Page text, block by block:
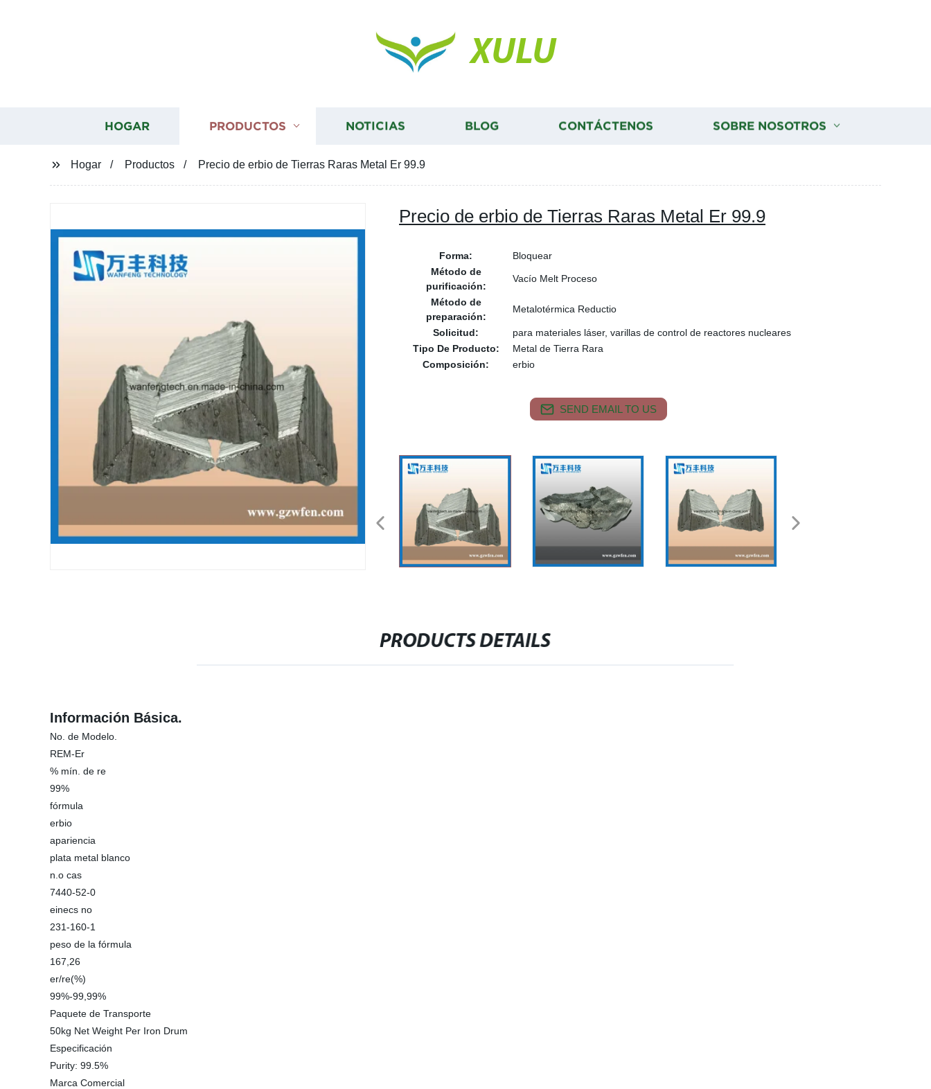
XULU
HOGAR PRODUCTOS NOTICIAS BLOG CONTÁCTENOS SOBRE NOSOTROS
Hogar Productos Precio de erbio de Tierras Raras Metal Er 99.9
Precio de erbio de Tierras Raras Metal Er 99.9
Forma:
Bloquear
Método de
purificación:
Vacío Melt Proceso
Método de
preparación:
Metalotérmica Reductio
Solicitud:
para materiales láser, varillas de control de reactores nucleares
Tipo De Producto:
Metal de Tierra Rara
Composición:
erbio
SEND EMAIL TO US
PRODUCTS DETAILS
Información Básica.
No. de Modelo.
REM-Er
% mín. de re
99%
fórmula
erbio
apariencia
plata metal blanco
n.o cas
7440-52-0
einecs no
231-160-1
peso de la fórmula
167,26
er/re(%)
99%-99,99%
Paquete de Transporte
50kg Net Weight Per Iron Drum
Especificación
Purity: 99.5%
Marca Comercial